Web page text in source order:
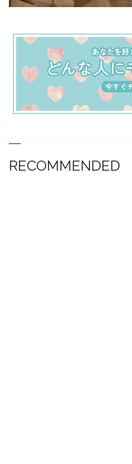
RECOMMENDED